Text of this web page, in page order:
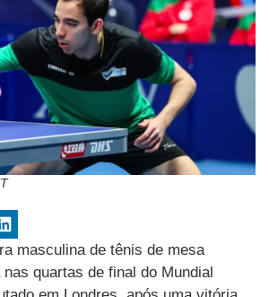
masculina de tênis de mesa
quartas de final do Mundial